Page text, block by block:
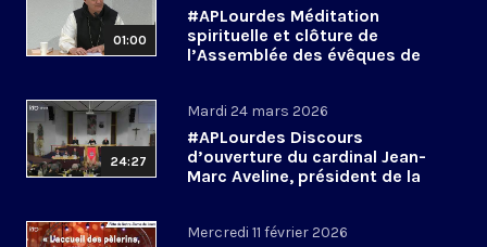
01:00
#APLourdes Méditation
spirituelle et clôture de
l’Assemblée des évêques de
24:27
Mardi 24 mars 2026
#APLourdes Discours
d’ouverture du cardinal Jean-
Marc Aveline, président de la
Mercredi 11 février 2026